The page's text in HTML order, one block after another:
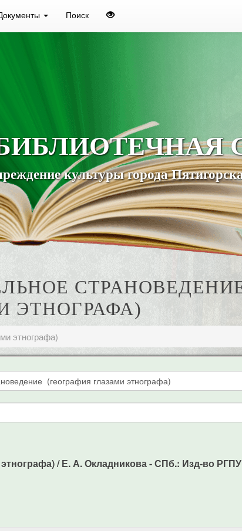
Поиск
культуры города
ЭТНОГРАФА)
этнографа)
/ Е. А. Окладникова - СПб.: Изд-во